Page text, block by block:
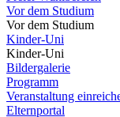
Vor dem Studium
Vor dem Studium
Kinder-Uni
Kinder-Uni
Bildergalerie
Programm
Veranstaltung
Elternportal